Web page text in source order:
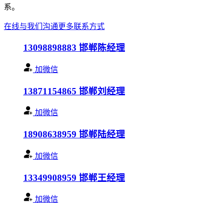
系。
在线与我们沟通更多联系方式
13098898883 邯郸陈经理
加微信
13871154865 邯郸刘经理
加微信
18908638959 邯郸陆经理
加微信
13349908959 邯郸王经理
加微信